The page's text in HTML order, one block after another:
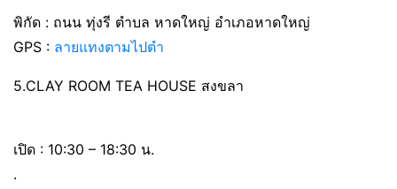
พิกัด : ถนน ทุ่งรี ตำบล หาดใหญ่ อำเภอหาดใหญ่
GPS : ลายแทงตามไปตำ
5.CLAY ROOM TEA HOUSE สงขลา
เปิด : 10:30 – 18:30 น.
.